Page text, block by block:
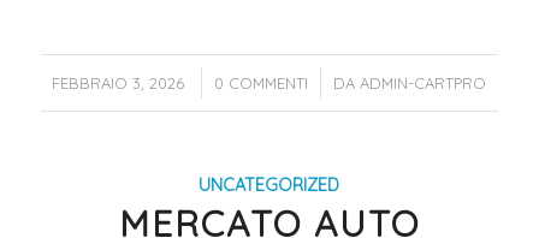
FEBBRAIO 3, 2026
/ 0 COMMENTI
/ DA ADMIN-CARTPRO
UNCATEGORIZED
MERCATO AUTO